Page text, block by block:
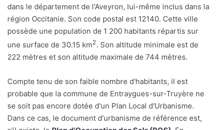
dans le département de l'Aveyron, lui-même inclus dans la
région Occitanie. Son code postal est 12140. Cette ville
possède une population de 1 200 habitants répartis sur
une surface de 30.15 km2. Son altitude minimale est de
222 mètres et son altitude maximale de 744 mètres.
Compte tenu de son faible nombre d'habitants, il est
probable que la commune de Entraygues-sur-Truyère ne
se soit pas encore dotée d'un Plan Local d'Urbanisme.
Dans ce cas, le document d'urbanisme de référence est,